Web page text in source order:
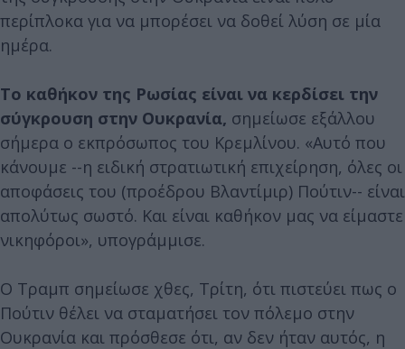
περίπλοκα για να μπορέσει να δοθεί λύση σε μία
ημέρα.
Το καθήκον της Ρωσίας είναι να κερδίσει την
σύγκρουση στην Ουκρανία, σημείωσε εξάλλου
σήμερα ο εκπρόσωπος του Κρεμλίνου. «Αυτό που
κάνουμε --η ειδική στρατιωτική επιχείρηση, όλες οι
αποφάσεις του (προέδρου Βλαντίμιρ) Πούτιν-- είναι
απολύτως σωστό. Και είναι καθήκον μας να είμαστε
νικηφόροι», υπογράμμισε.
Ο Τραμπ σημείωσε χθες, Τρίτη, ότι πιστεύει πως ο
Πούτιν θέλει να σταματήσει τον πόλεμο στην
Ουκρανία και πρόσθεσε ότι, αν δεν ήταν αυτός, η